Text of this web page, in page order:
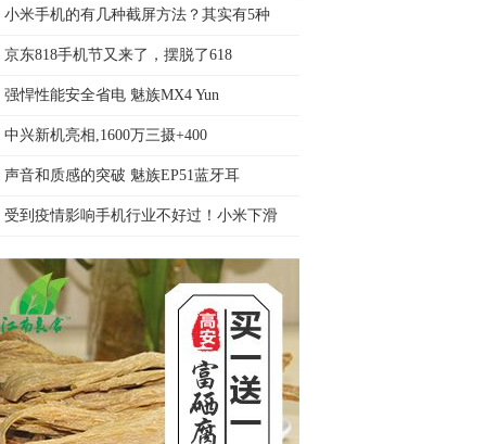
小米手机的有几种截屏方法？其实有5种
京东818手机节又来了，摆脱了618
强悍性能安全省电 魅族MX4 Yun
中兴新机亮相,1600万三摄+400
声音和质感的突破 魅族EP51蓝牙耳
受到疫情影响手机行业不好过！小米下滑